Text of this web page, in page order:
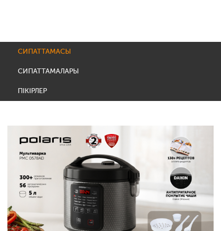
СИПАТТАМАСЫ
СИПАТТАМАЛАРЫ
ПІКІРЛЕР